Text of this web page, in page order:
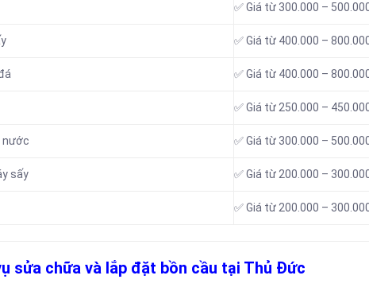
✅ Giá từ 300.000 –
✅ Giá từ 400.000 –
✅ Giá từ 400.000 –
✅ Giá từ 250.000 –
nước ✅ Giá từ 300.000 –
sấy ✅ Giá từ 200.000 –
✅ Giá từ 200.000 –
sửa chữa và lắp đặt bồn cầu tại Thủ Đức